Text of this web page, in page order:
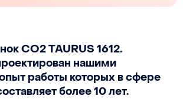
СО2 TAURUS 1612.
нашими
работы которых в сфере
более 10 лет.